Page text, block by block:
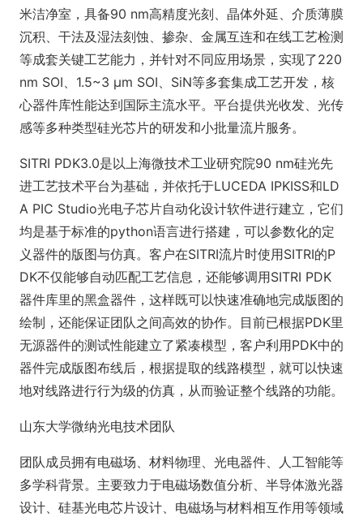
米洁净室，具备90 nm高精度光刻、晶体外延、介质薄膜
沉积、干法及湿法刻蚀、掺杂、金属互连和在线工艺检测
等成套关键工艺能力，并针对不同应用场景，实现了220
nm SOI、1.5~3 μm SOI、SiN等多套集成工艺开发，核
心器件库性能达到国际主流水平。平台提供光收发、光传
感等多种类型硅光芯片的研发和小批量流片服务。
SITRI PDK3.0是以上海微技术工业研究院90 nm硅光先
进工艺技术平台为基础，并依托于LUCEDA IPKISS和LD
A PIC Studio光电子芯片自动化设计软件进行建立，它们
均是基于标准的python语言进行搭建，可以参数化的定
义器件的版图与仿真。客户在SITRI流片时使用SITRI的P
DK不仅能够自动匹配工艺信息，还能够调用SITRI PDK
器件库里的黑盒器件，这样既可以快速准确地完成版图的
绘制，还能保证团队之间高效的协作。目前已根据PDK里
无源器件的测试性能建立了紧凑模型，客户利用PDK中的
器件完成版图布线后，根据提取的线路模型，就可以快速
地对线路进行行为级的仿真，从而验证整个线路的功能。
山东大学微纳光电技术团队
团队成员拥有电磁场、材料物理、光电器件、人工智能等
多学科背景。主要致力于电磁场数值分析、半导体激光器
设计、硅基光电芯片设计、电磁场与材料相互作用等领域